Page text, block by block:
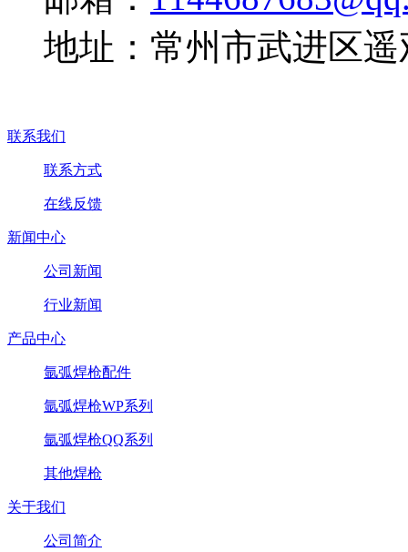
地址：常州市武进区
联系我们
联系方式
在线反馈
新闻中心
公司新闻
行业新闻
产品中心
氩弧焊枪配件
氩弧焊枪WP系列
氩弧焊枪QQ系列
其他焊枪
关于我们
公司简介